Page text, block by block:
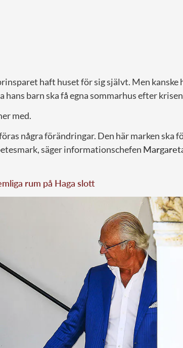
haft huset för sig självt. Men kanske
barn ska få egna sommarhus efter
med.
några förändringar. Den här marken ska
säger informationschefen
rum på Haga slott